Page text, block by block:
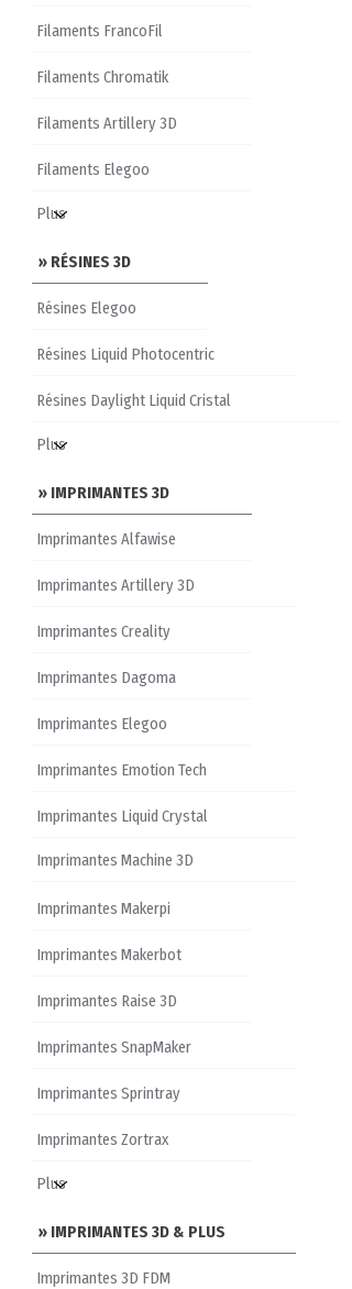
Filaments FrancoFil
Filaments Chromatik
Filaments Artillery 3D
Filaments Elegoo
» RÉSINES 3D
Résines Elegoo
Résines Liquid Photocentric
Résines Daylight Liquid Cristal
» IMPRIMANTES 3D
Imprimantes Alfawise
Imprimantes Artillery 3D
Imprimantes Creality
Imprimantes Dagoma
Imprimantes Elegoo
Imprimantes Emotion Tech
Imprimantes Liquid Crystal
Imprimantes Machine 3D
Imprimantes Makerpi
Imprimantes Makerbot
Imprimantes Raise 3D
Imprimantes SnapMaker
Imprimantes Sprintray
Imprimantes Zortrax
» IMPRIMANTES 3D & PLUS
Imprimantes 3D FDM